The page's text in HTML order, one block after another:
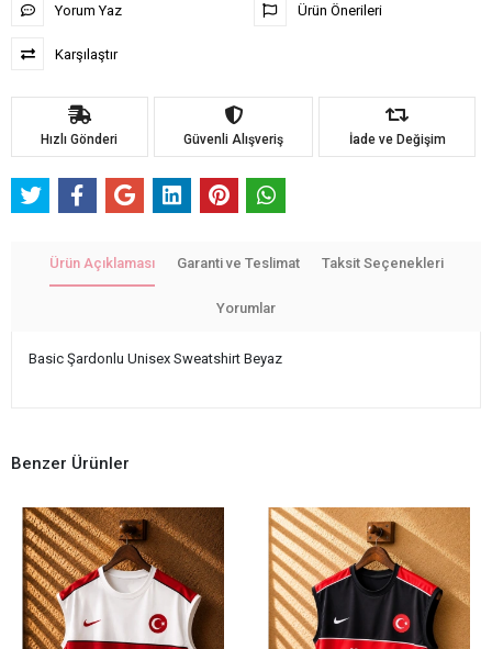
Yorum Yaz
Karşılaştır
Ürün Önerileri
Hızlı Gönderi Güvenli Alışveriş İade ve Değişim
Ürün Açıklaması Garanti ve Teslimat Taksit Seçenekleri
Yorumlar
Basic Şardonlu Unisex Sweatshirt Beyaz
Benzer Ürünler